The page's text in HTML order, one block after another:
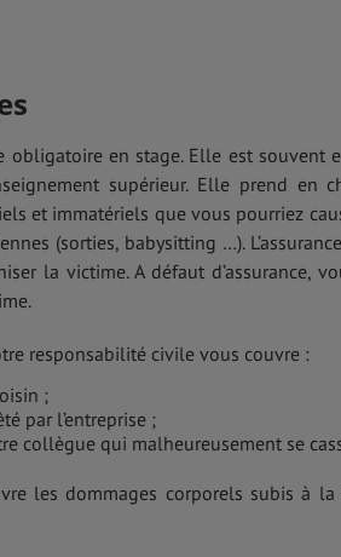
obligatoire en stage. Elle est souvent
supérieur. Elle prend en
et immatériels que vous pourriez
(sorties, babysitting …).
la victime. A défaut d’assurance,
responsabilité civile vous couvre :
;
par l’entreprise ;
collègue qui malheureusement se
les dommages corporels subis à la